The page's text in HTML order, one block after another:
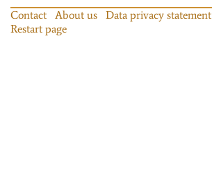
Contact About us Data privacy statement
Restart page